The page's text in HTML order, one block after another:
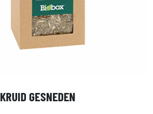
GESNEDEN